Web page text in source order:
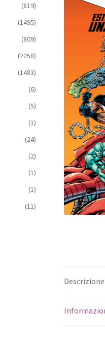
Descrizione
(819)
(1495)
(809)
(2258)
(1483)
(6)
(5)
(1)
(24)
(2)
(1)
(1)
(11)